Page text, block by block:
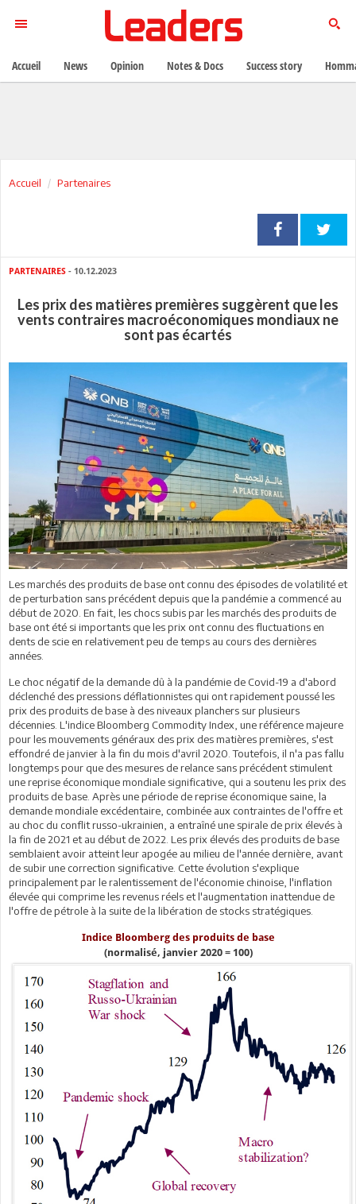
Accueil Partenaires
PARTENAIRES - 10.12.2023
Les prix des matières premières suggèrent que les
vents contraires macroéconomiques mondiaux ne
sont pas écartés
Les marchés des produits de base ont connu des épisodes de volatilité et
de perturbation sans précédent depuis que la pandémie a commencé au
début de 2020. En fait, les chocs subis par les marchés des produits de
base ont été si importants que les prix ont connu des fluctuations en
dents de scie en relativement peu de temps au cours des dernières
années.
Le choc négatif de la demande dû à la pandémie de Covid-19 a d'abord
déclenché des pressions déflationnistes qui ont rapidement poussé les
prix des produits de base à des niveaux planchers sur plusieurs
décennies. L'indice Bloomberg Commodity Index, une référence majeure
pour les mouvements généraux des prix des matières premières, s'est
effondré de janvier à la fin du mois d'avril 2020. Toutefois, il n'a pas fallu
longtemps pour que des mesures de relance sans précédent stimulent
une reprise économique mondiale significative, qui a soutenu les prix des
produits de base. Après une période de reprise économique saine, la
demande mondiale excédentaire, combinée aux contraintes de l'offre et
au choc du conflit russo-ukrainien, a entraîné une spirale de prix élevés à
la fin de 2021 et au début de 2022. Les prix élevés des produits de base
semblaient avoir atteint leur apogée au milieu de l'année dernière, avant
de subir une correction significative. Cette évolution s'explique
principalement par le ralentissement de l'économie chinoise, l'inflation
élevée qui comprime les revenus réels et l'augmentation inattendue de
l'offre de pétrole à la suite de la libération de stocks stratégiques.
Indice Bloomberg des produits de base
(normalisé, janvier 2020 = 100)
Accueil News Opinion Notes & Docs Success story